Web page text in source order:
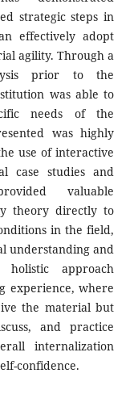
strategic steps in
effectively adopt
agility. Through a
prior to the
was able to
needs of the
was highly
use of interactive
case studies and
valuable
theory directly to
in the field,
understanding and
approach
experience, where
the material but
and practice
internalization
confidence.